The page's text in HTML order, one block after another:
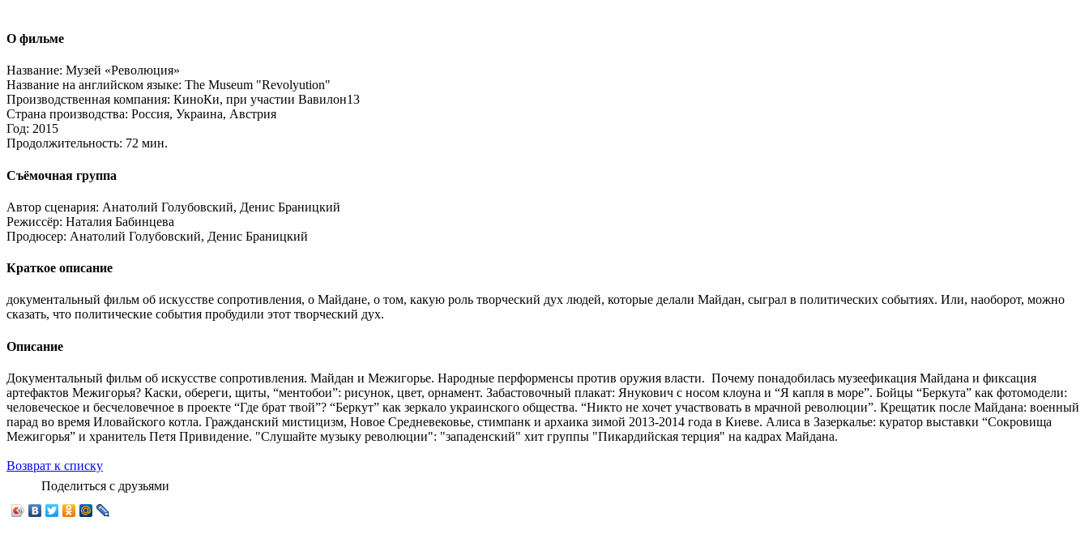
О фильме
Название: Музей «Революция»
Название на английском языке: The Museum "Revolyution"
Производственная компания: КиноКи, при участии Вавилон13
Страна производства: Россия, Украина, Австрия
Год: 2015
Продолжительность: 72 мин.
Съёмочная группа
Автор сценария: Анатолий Голубовский, Денис Браницкий
Режиссёр: Наталия Бабинцева
Продюсер: Анатолий Голубовский, Денис Браницкий
Краткое описание
документальный фильм об искусстве сопротивления, о Майдане, о том, какую роль творческий дух людей, которые делали Майдан, сыграл в политических событиях. Или, наоборот, можно
сказать, что политические события пробудили этот творческий дух.
Описание
Документальный фильм об искусстве сопротивления. Майдан и Межигорье. Народные перформенсы против оружия власти. Почему понадобилась музеефикация Майдана и фиксация
артефактов Межигорья? Каски, обереги, щиты, “ментобои”: рисунок, цвет, орнамент. Забастовочный плакат: Янукович с носом клоуна и “Я капля в море”. Бойцы “Беркута” как фотомодели:
человеческое и бесчеловечное в проекте “Где брат твой”? “Беркут” как зеркало украинского общества. “Никто не хочет участвовать в мрачной революции”. Крещатик после Майдана: военный
парад во время Иловайского котла. Гражданский мистицизм, Новое Средневековье, стимпанк и архаика зимой 2013-2014 года в Киеве. Алиса в Зазеркалье: куратор выставки “Сокровища
Межигорья” и хранитель Петя Привидение. "Слушайте музыку революции": "западенский" хит группы "Пикардийская терция" на кадрах Майдана.
Возврат к списку
Поделиться с друзьями